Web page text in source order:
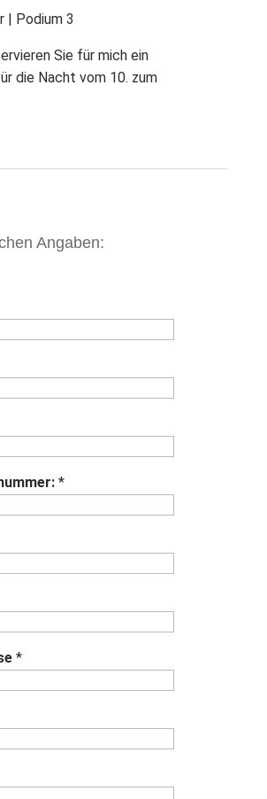
| Podium 3
Sie für mich ein
die Nacht vom 10. zum
Angaben:
*
*